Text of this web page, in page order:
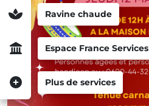
Ravine chaude
Espace France Services
Plus de services